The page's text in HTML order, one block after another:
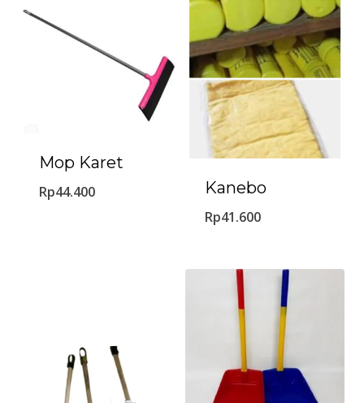
Mop Karet
Rp44.400 Kanebo
Rp41.600